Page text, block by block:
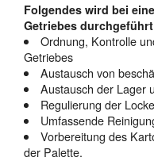
Folgendes wird bei
Getriebes
Ordnung, Kontrolle
Getriebes
Austausch von
Austausch der Lager
Regulierung der
Umfassende
Vorbereitung des
der Palette.